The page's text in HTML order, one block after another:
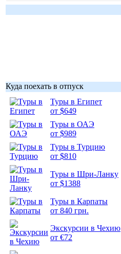
Куда поехать в отпуск
Туры в Египет
от $649
Туры в ОАЭ
от $989
Туры в Турцию
от $810
Туры в Шри-Ланку
от $1388
Туры в Карпаты
от 840 грн.
Экскурсии в Чехию
от €72